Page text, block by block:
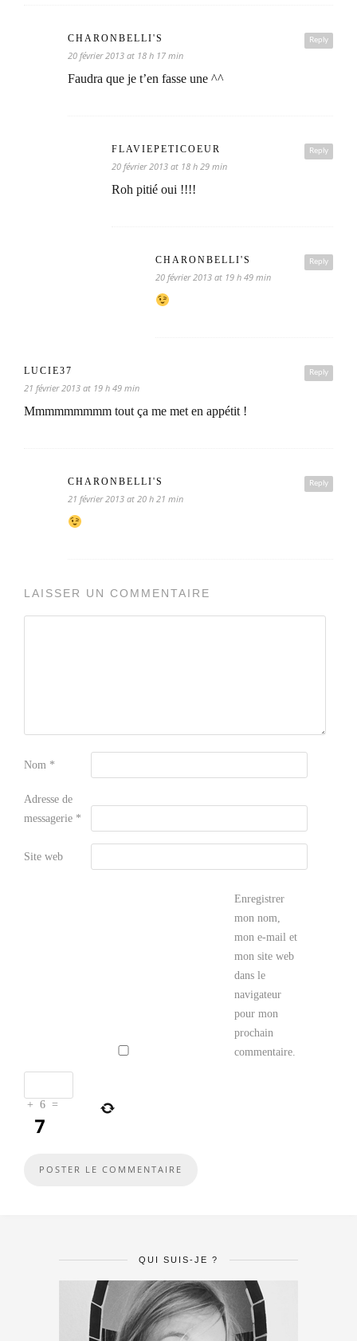
Reply
CHARONBELLI'S
20 février 2013 at 18 h 17 min
Faudra que je t’en fasse une ^^
Reply
FLAVIEPETICOEUR
20 février 2013 at 18 h 29 min
Roh pitié oui !!!!
Reply
CHARONBELLI'S
20 février 2013 at 19 h 49 min
Reply
LUCIE37
21 février 2013 at 19 h 49 min
Mmmmmmmmm tout ça me met en appétit !
Reply
CHARONBELLI'S
21 février 2013 at 20 h 21 min
LAISSER UN COMMENTAIRE
Nom *
Adresse de
messagerie *
Site web
Enregistrer
mon nom,
mon e-mail et
mon site web
dans le
navigateur
pour mon
prochain
commentaire.
+ 6 =
QUI SUIS-JE ?